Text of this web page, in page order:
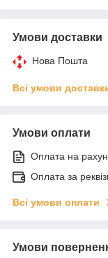
Умови доставки
Нова Пошта
Всі умови
Умови оплати
Оплата на
Оплата за
Всі умови оплати
Умови